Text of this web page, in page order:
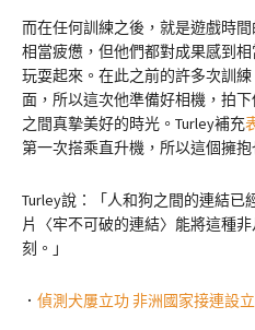
而在任何訓練之後，就是遊戲時
相當疲憊，但他們都對成果感到
玩耍起來。在此之前的許多次訓
面，所以這次他準備好相機，拍
之間真摯美好的時光。Turley補充
第一次搭乘直升機，所以這個擁
Turley說：「人和狗之間的連結已
片〈牢不可破的連結〉能將這種
刻。」
． 偵測犬屢立功 非洲國家接連設